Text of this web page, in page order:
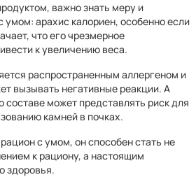
важно знать меру и
умом: арахис калориен, особенно если
что его чрезмерное
к увеличению веса.
распространенным аллергеном и
вызывать негативные реакции. А
составе может представлять риск для
камней в почках.
с умом, он способен стать не
к рациону, а настоящим
здоровья.